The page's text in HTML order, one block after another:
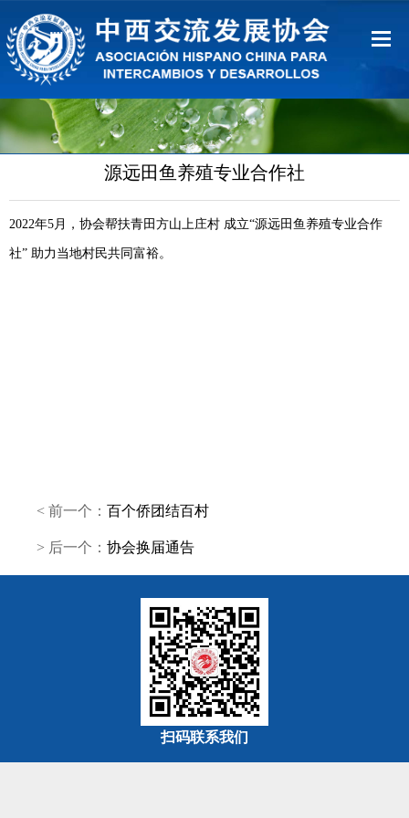
首页
关于协会
联系我们
源远田鱼养殖专业合作社
2022年5 月，协会帮扶青田方山上庄村 成立“源远田鱼养殖专业合作
社” 助力当地村民共同富裕。
< 前一个： 百个侨团结百村
> 后一个： 协会换届通告
扫码联系我们